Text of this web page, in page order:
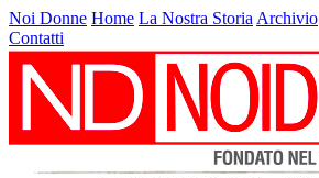
Noi Donne Home La Nostra Storia Archivio
Contatti